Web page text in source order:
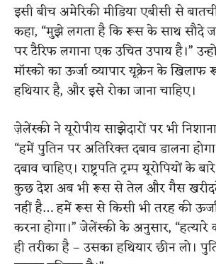
इसी बीच अमेरिकी मीडिया एबीसी से
कहा, “मुझे लगता है कि रूस के साथ सौदे
पर टैरिफ लगाना एक उचित उपाय है।”
मॉस्को का ऊर्जा व्यापार यूक्रेन के खिलाफ
हथियार है, और इसे रोका जाना चाहिए।
ज़ेलेंस्की ने यूरोपीय साझेदारों पर भी
“हमें पुतिन पर अतिरिक्त दबाव डालना
दबाव चाहिए। राष्ट्रपति ट्रम्प यूरोपियों के
कुछ देश अब भी रूस से तेल और गैस
नहीं है… हमें रूस से किसी भी तरह की
करना होगा।” जेलेंस्की के अनुसार,
ही तरीका है – उसका हथियार छीन लो।